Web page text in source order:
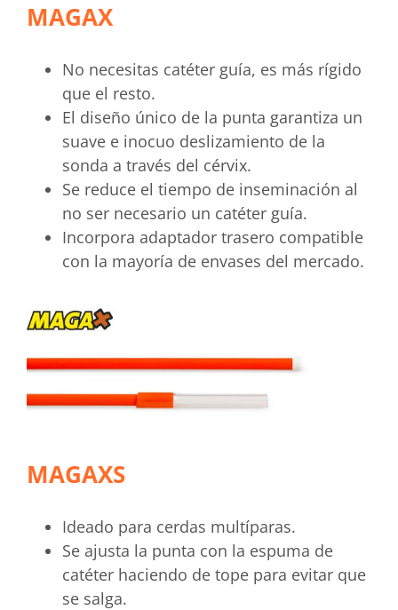
MAGAX
No necesitas catéter guía, es más rígido
que el resto.
El diseño único de la punta garantiza un
suave e inocuo deslizamiento de la
sonda a través del cérvix.
Se reduce el tiempo de inseminación al
no ser necesario un catéter guía.
Incorpora adaptador trasero compatible
con la mayoría de envases del mercado.
MAGAXS
Ideado para cerdas multíparas.
Se ajusta la punta con la espuma de
catéter haciendo de tope para evitar que
se salga.